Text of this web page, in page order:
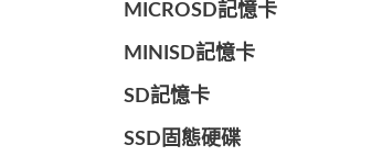
MICROSD記憶卡
MINISD記憶卡
SD記憶卡
SSD固態硬碟